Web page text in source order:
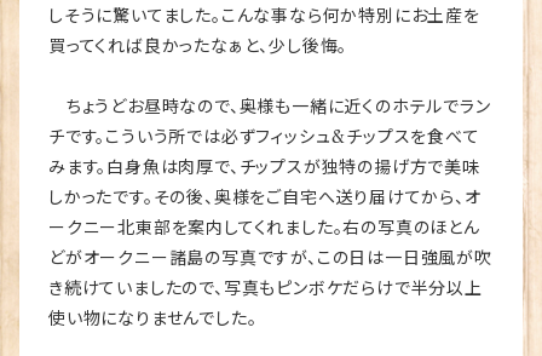
しそうに驚いてました。こんな事なら何か特別にお土産を
買ってくれば良かったなぁと、少し後悔。
ちょうどお昼時なので、奥様も一緒に近くのホテルでラン
チです。こういう所では必ずフィッシュ&チップスを食べて
みます。白身魚は肉厚で、チップスが独特の揚げ方で美味
しかったです。その後、奥様をご自宅へ送り届けてから、オ
ークニー北東部を案内してくれました。右の写真のほとん
どがオークニー諸島の写真ですが、この日は一日強風が吹
き続けていましたので、写真もピンボケだらけで半分以上
使い物になりませんでした。